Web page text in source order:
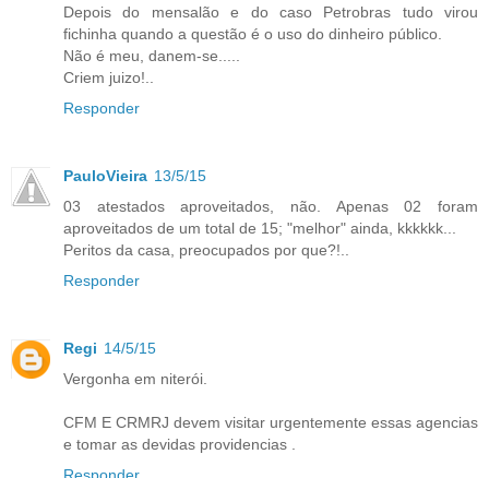
Depois do mensalão e do caso Petrobras tudo virou
fichinha quando a questão é o uso do dinheiro público.
Não é meu, danem-se.....
Criem juizo!..
Responder
PauloVieira 13/5/15
03 atestados aproveitados, não. Apenas 02 foram
aproveitados de um total de 15; "melhor" ainda, kkkkkk...
Peritos da casa, preocupados por que?!..
Responder
Regi 14/5/15
Vergonha em niterói.
CFM E CRMRJ devem visitar urgentemente essas agencias
e tomar as devidas providencias .
Responder